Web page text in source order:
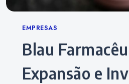
Categories
EMPRESAS
Blau Farmacêutica:
Expansão e